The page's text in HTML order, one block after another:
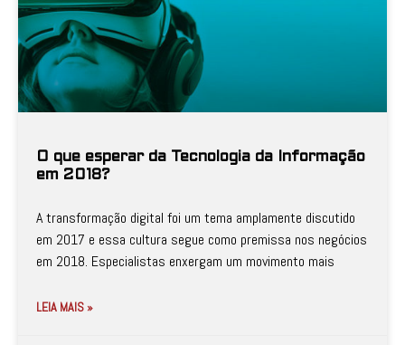
O que esperar da Tecnologia da Informação
em 2018?
A transformação digital foi um tema amplamente discutido
em 2017 e essa cultura segue como premissa nos negócios
em 2018. Especialistas enxergam um movimento mais
LEIA MAIS »